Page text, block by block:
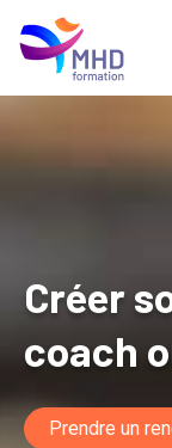
Créer
coach
Prendre un